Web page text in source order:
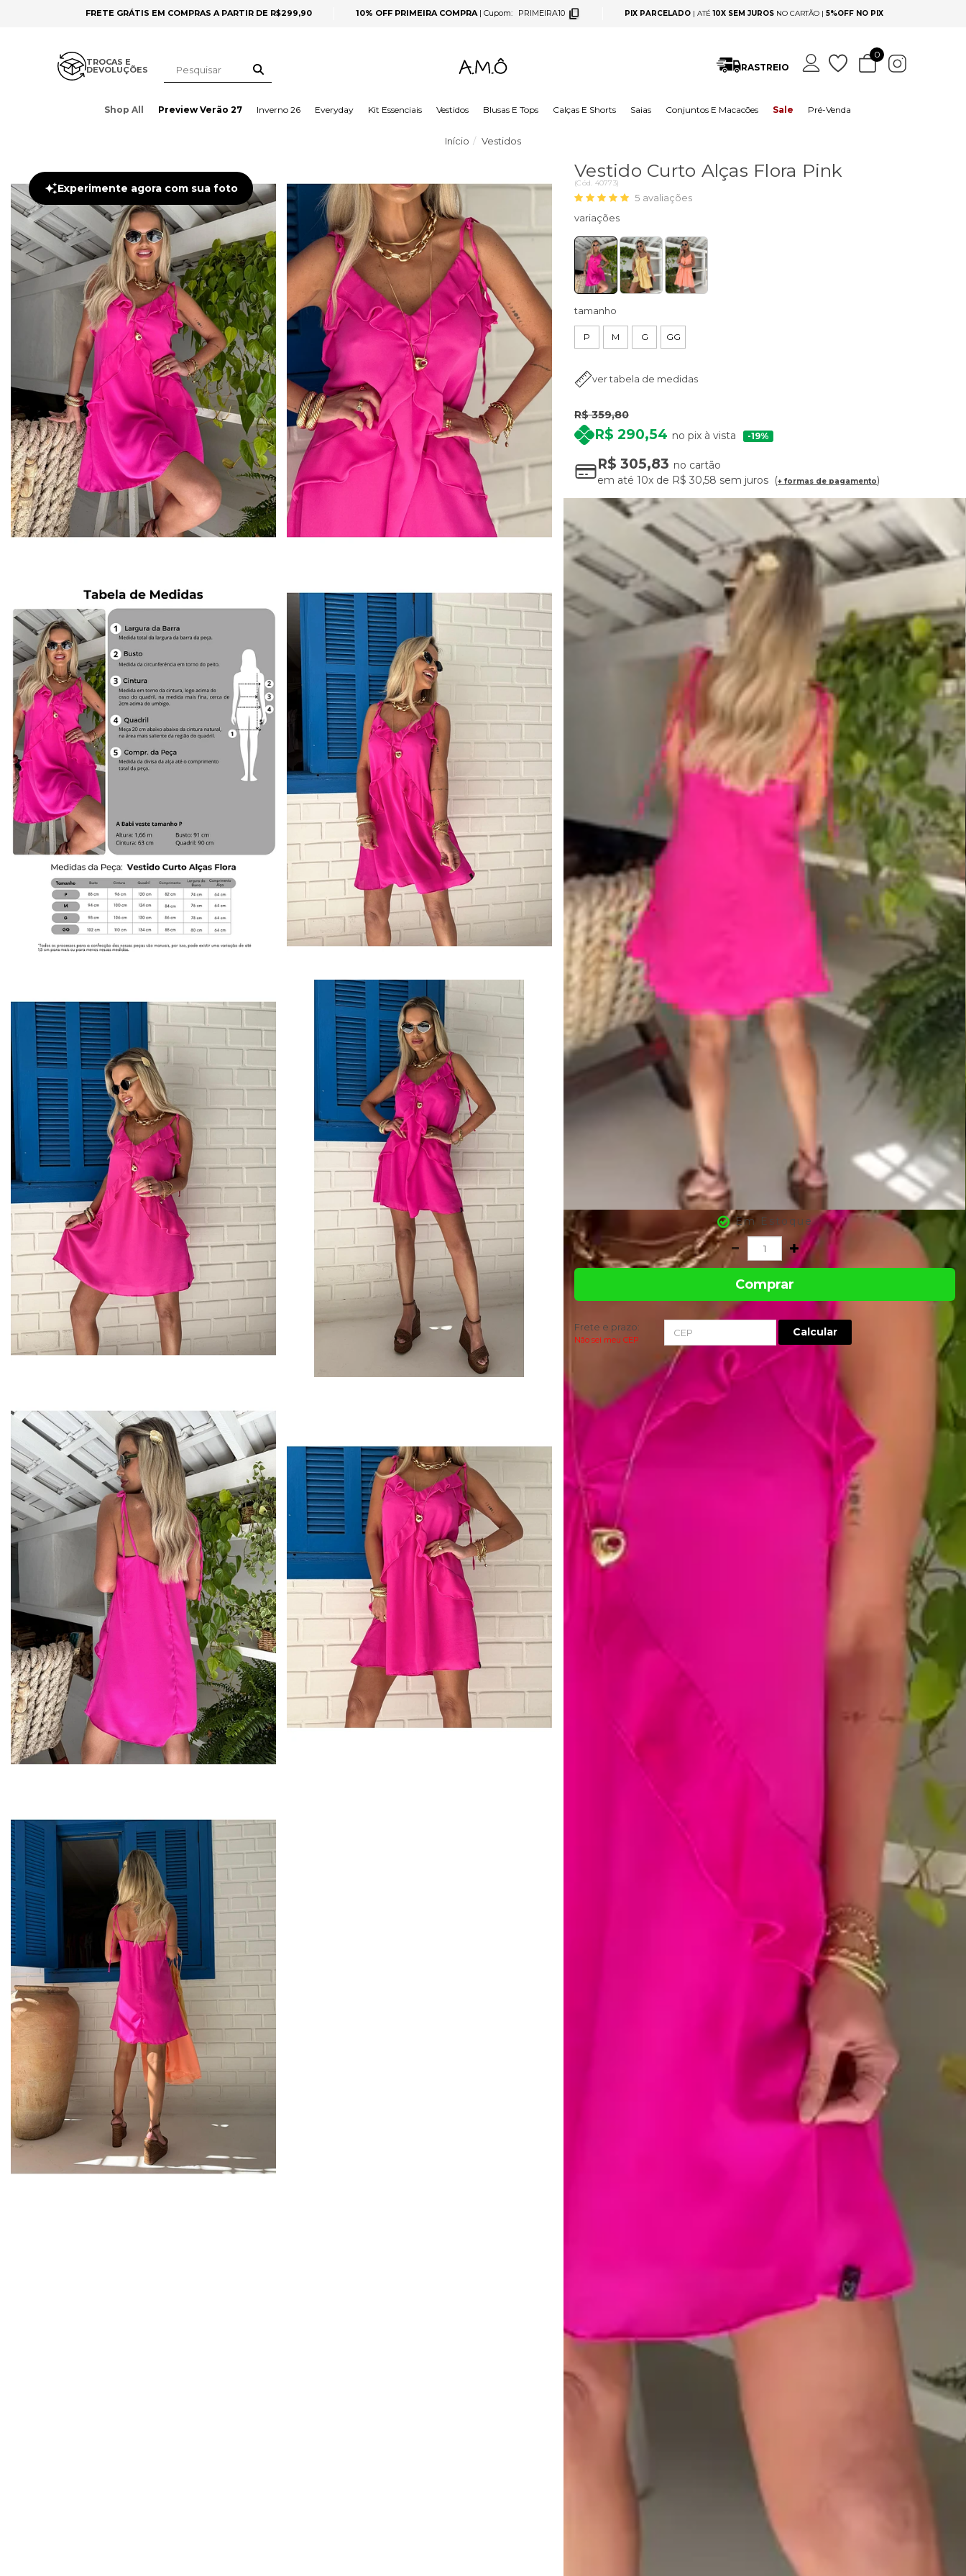
FRETE GRÁTIS EM COMPRAS A PARTIR DE R$299,90 10% OFF PRIMEIRA COMPRA| Cupom: PRIMEIRA10 PIX PARCELADO | ATÉ 10X SEM JUROS NO CARTÃO | 5%OFF NO PIX
TROCAS E
DEVOLUÇÕES RASTREIO
0
Shop All Preview Verão 27 Inverno 26 Everyday Kit Essenciais Vestidos Blusas E Tops Calças E Shorts Saias Conjuntos E Macacões Sale Pré-Venda
Início Vestidos
Experimente agora com sua foto
Vestido Curto Alças Flora Pink
(Cód. 40773)
5 avaliações
tamanho
P M G GG
ver tabela de medidas
R$ 359,80
R$ 290,54 no pix à vista 19%
R$ 305,83 no cartão
em até 10x de R$ 30,58 sem juros + formas de pagamento
Em Estoque
Quantidade
Comprar
Frete e prazo:
Não sei meu CEP
Calcular
-
O Vestido Curto Alças Flora é confeccionado em Crepe Fluido Katarina (100% Poliéster).
Com modelagem mais soltinha, conta com alças de amarração que possibilitam escolher o
comprimento conforme desejar.
Possui decote em V e babados em diagonal que partem da linha do busto até a cintura,
Conta com forro interno para evitar transparência e elástico de conforto nas costas.
* Para ser assertiva na escolha do tamanho da peça: atenção à tabela de
medidas inclusa em formato de imagem. As medidas mais relevantes para a
💕 Cuidar é um ato de amor — com você e com sua peça AMÔ.
Nossas peças são confeccionadas com crepe importado 100% poliéster, um tecido leve,
Para preservar o caimento, o toque e a beleza da sua AMÔ, siga estas orientações:
Use sabão neutro e evite alvejantes, cloro, amaciantes e sabões alcalinos, pois eles podem
alterar a textura e o comportamento das fibras creponadas.
Não torça nem friccione o tecido molhado — apenas aperte suavemente para retirar o
Evite exposição direta ao sol — o calor pode causar encolhimento e rugas permanentes no
Se precisar passar, use ferro em temperatura baixa (até 110 °C) e sempre pelo avesso.
Assim, sua peça continuará com o mesmo caimento e brilho de quando chegou até você. 💗
Primeira troca grátis (desde que preenchidos os pré-requisitos da nossa
Política de Trocas/Devoluções).
transportadora/correios para realizar a solicitação formal de Troca/Devolução.
❖ Pagamento facilitado: 5%OFF à vista no Pix.
Pagamento facilitado: parcele em até 10x sem juros no cartão. Parcela mínima
Pix Parcelado em até 4x sem juros em compras acima de R$259,80
Frete Grátis em compras a partir de R$299,90.